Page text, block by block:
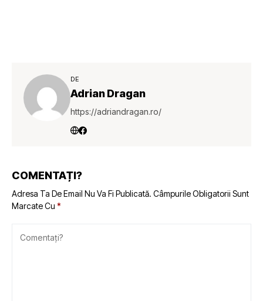
DE
Adrian Dragan
https://adriandragan.ro/
COMENTAȚI?
Adresa Ta De Email Nu Va Fi Publicată. Câmpurile Obligatorii Sunt
Marcate Cu *